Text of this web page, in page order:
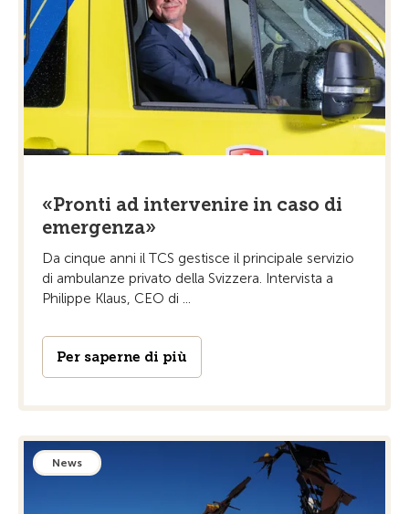
«Pronti ad intervenire in caso di
emergenza»
Da cinque anni il TCS gestisce il principale servizio
di ambulanze privato della Svizzera. Intervista a
Philippe Klaus, CEO di ...
Per saperne di più
News